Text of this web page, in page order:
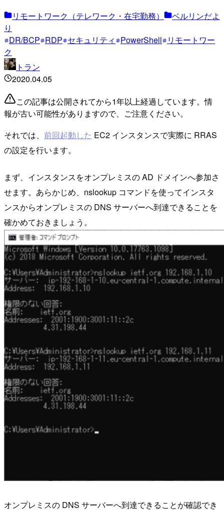
リモートワーク（テレワーク・在宅勤務）
ベルリンだよ
り
DR/BCP RDP セキュリティ PowerShell
リモートワー
ク
トラン
2020.04.05
この記事は公開されてから1年以上経過しています。情
報が古い可能性がありますので、ご注意ください。
それでは、 前回起動した EC2 インスタンスで実際に RRAS
の設定を行います。
まず、インスタンスをオンプレミスの AD ドメインへ参加さ
せます。あらかじめ、nslookup コマンドを使ってインスタ
ンスからオンプレミスの DNS サーバーへ到達できることを
確かめておきましょう。
オンプレミスの DNS サーバーへ到達できることが確認でき